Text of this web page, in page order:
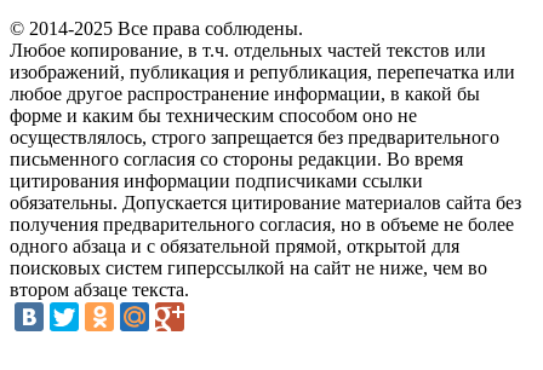
© 2014-2025 Все права соблюдены.
Любое копирование, в т.ч. отдельных частей текстов или
изображений, публикация и републикация, перепечатка или
любое другое распространение информации, в какой бы
форме и каким бы техническим способом оно не
осуществлялось, строго запрещается без предварительного
письменного согласия со стороны редакции. Во время
цитирования информации подписчиками ссылки
обязательны. Допускается цитирование материалов сайта без
получения предварительного согласия, но в объеме не более
одного абзаца и с обязательной прямой, открытой для
поисковых систем гиперссылкой на сайт не ниже, чем во
втором абзаце текста.